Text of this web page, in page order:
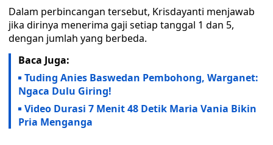
Dalam perbincangan tersebut, Krisdayanti menjawab
jika dirinya menerima gaji setiap tanggal 1 dan 5,
dengan jumlah yang berbeda.
Baca Juga:
Tuding Anies Baswedan Pembohong, Warganet:
Ngaca Dulu Giring!
Video Durasi 7 Menit 48 Detik Maria Vania Bikin
Pria Menganga